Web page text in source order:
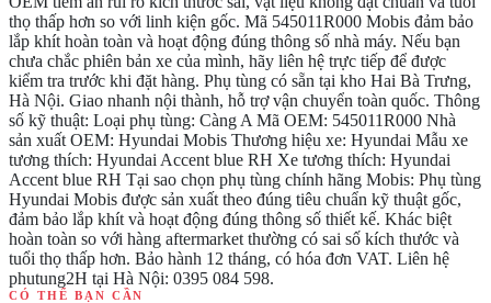
thọ thấp hơn so với linh kiện gốc. Mã 545011R000 Mobis đảm bảo
lắp khít hoàn toàn và hoạt động đúng thông số nhà máy. Nếu bạn
chưa chắc phiên bản xe của mình, hãy liên hệ trực tiếp để được
kiểm tra trước khi đặt hàng. Phụ tùng có sẵn tại kho Hai Bà Trưng,
Hà Nội. Giao nhanh nội thành, hỗ trợ vận chuyển toàn quốc. Thông
số kỹ thuật: Loại phụ tùng: Càng A Mã OEM: 545011R000 Nhà
sản xuất OEM: Hyundai Mobis Thương hiệu xe: Hyundai Mẫu xe
tương thích: Hyundai Accent blue RH Xe tương thích: Hyundai
Accent blue RH Tại sao chọn phụ tùng chính hãng Mobis: Phụ tùng
Hyundai Mobis được sản xuất theo đúng tiêu chuẩn kỹ thuật gốc,
đảm bảo lắp khít và hoạt động đúng thông số thiết kế. Khác biệt
hoàn toàn so với hàng aftermarket thường có sai số kích thước và
tuổi thọ thấp hơn. Bảo hành 12 tháng, có hóa đơn VAT. Liên hệ
phutung2H tại Hà Nội: 0395 084 598.
CÓ THỂ BẠN CẦN